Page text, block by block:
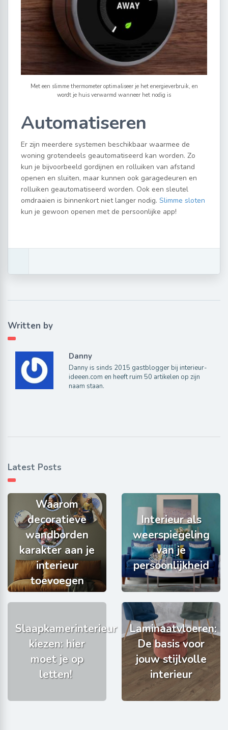
Met een slimme thermometer optimaliseer je het energieverbruik, en
wordt je huis verwarmd wanneer het nodig is
Automatiseren
Er zijn meerdere systemen beschikbaar waarmee de
woning grotendeels geautomatiseerd kan worden. Zo
kun je bijvoorbeeld gordijnen en rolluiken van afstand
openen en sluiten, maar kunnen ook garagedeuren en
rolluiken geautomatiseerd worden. Ook een sleutel
omdraaien is binnenkort niet langer nodig. Slimme sloten
kun je gewoon openen met de persoonlijke app!
Written by
Danny
Danny is sinds 2015 gastblogger bij interieur-
ideeen.com en heeft ruim 50 artikelen op zijn
naam staan.
Latest Posts
Waarom
decoratieve
wandborden
karakter aan je
interieur
toevoegen
Interieur als
weerspiegeling
van je
persoonlijkheid
Slaapkamerinterieur
kiezen: hier
moet je op
letten!
Laminaatvloeren:
De basis voor
jouw stijlvolle
interieur